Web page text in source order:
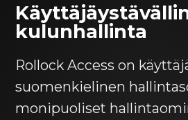
kulunhallinta
Rollock Access on
suomenkielinen
monipuoliset